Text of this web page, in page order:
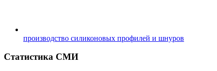
производство силиконовых профилей и шнуров
Статистика СМИ